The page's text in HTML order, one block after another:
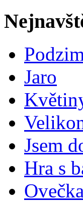
Jaro
Jsem
Hra s